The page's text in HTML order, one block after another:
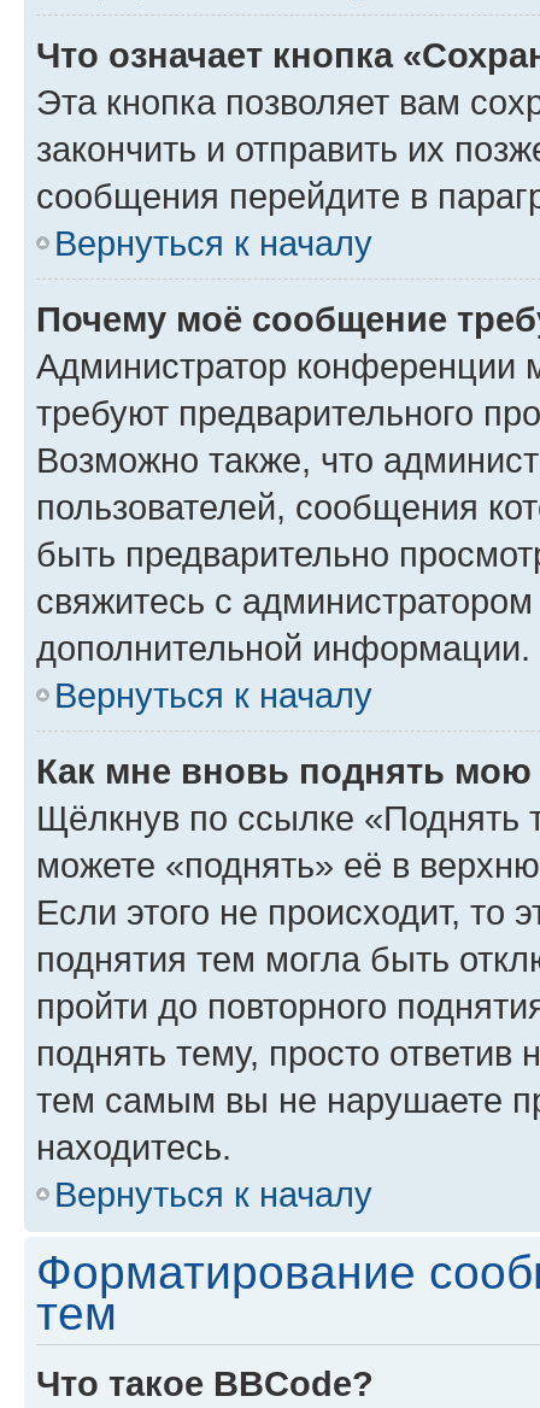
Что означает кнопка
Эта кнопка позволяет вам
закончить и отправить их
сообщения перейдите в
Вернуться к началу
Почему моё сообщение
Администратор конференции
требуют предварительного
Возможно также, что
пользователей, сообщения
быть предварительно
свяжитесь с
дополнительной информации.
Вернуться к началу
Как мне вновь поднять мою
Щёлкнув по ссылке «Поднять
можете «поднять» её в
Если этого не происходит, то
поднятия тем могла быть
пройти до повторного
поднять тему, просто ответив
тем самым вы не нарушаете
находитесь.
Вернуться к началу
Форматирование
тем
Что такое BBCode?